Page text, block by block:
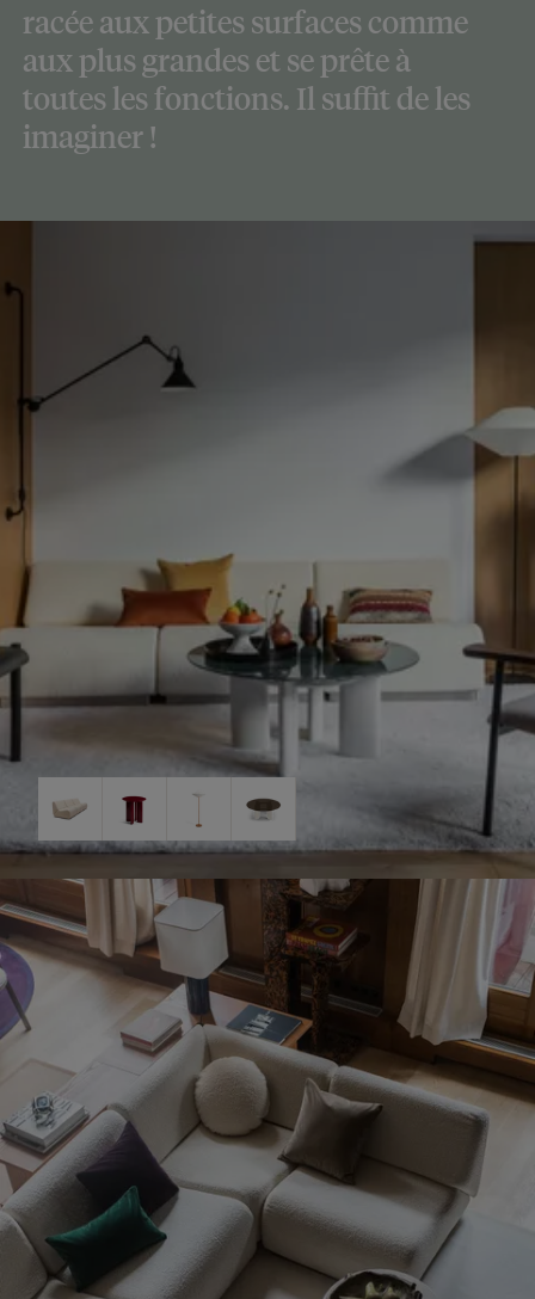
racée aux petites surfaces comme
aux plus grandes et se prête à
toutes les fonctions. Il suffit de les
imaginer !